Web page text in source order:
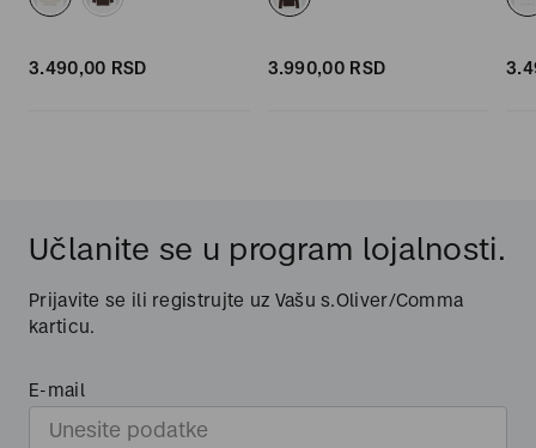
3.490,00 RSD 3.990,00 RSD
Učlanite se u program lojalnosti.
Prijavite se ili registrujte uz Vašu s.Oliver/Comma
karticu.
E-mail